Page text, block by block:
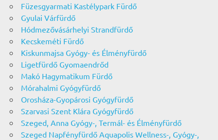
Füzesgyarmati Kastélypark Fürdő
Gyulai Várfürdő
Hódmezővásárhelyi Strandfürdő
Kecskeméti Fürdő
Kiskunmajsa Gyógy- és Élményfürdő
Ligetfürdő Gyomaendrőd
Makó Hagymatikum Fürdő
Mórahalmi Gyógyfürdő
Orosháza-Gyopárosi Gyógyfürdő
Szarvasi Szent Klára Gyógyfürdő
Szeged, Anna Gyógy-, Termál- és Élményfürdő
Szeged Napfényfürdő Aquapolis Wellness-, Gyógy-,